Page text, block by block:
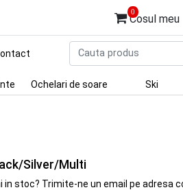
0
Cosul meu
Ochelari de soare Ski
Silver/Multi
in stoc? Trimite-ne un email pe adresa